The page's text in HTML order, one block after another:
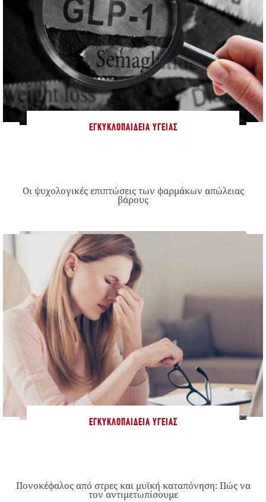
ΕΓΚΥΚΛΟΠΑΊΔΕΙΑ ΥΓΕΊΑΣ
Οι ψυχολογικές επιπτώσεις των φαρμάκων απώλειας
βάρους
ΕΓΚΥΚΛΟΠΑΊΔΕΙΑ ΥΓΕΊΑΣ
Πονοκέφαλος από στρες και μυϊκή καταπόνηση: Πώς να
τον αντιμετωπίσουμε